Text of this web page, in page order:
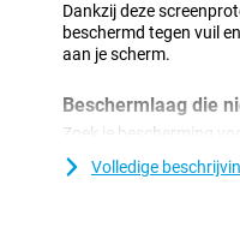
Dankzij deze
beschermd tegen vuil
aan je scherm.
Beschermlaag die
Zoek je bescherming
een goede optie. De
scherpe voorwerpen.
Volledige